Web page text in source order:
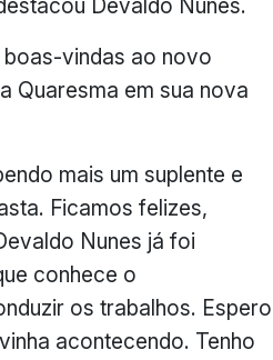
Devaldo Nunes.
vindas ao novo
Quaresma em sua nova
mais um suplente e
Ficamos felizes,
Nunes já foi
conhece o
os trabalhos. Espero
acontecendo. Tenho